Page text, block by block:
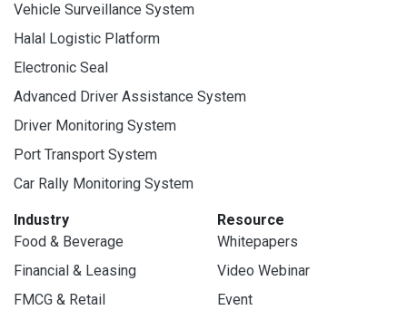
Vehicle Surveillance System
Halal Logistic Platform
Electronic Seal
Advanced Driver Assistance System
Driver Monitoring System
Port Transport System
Car Rally Monitoring System
Industry
Food & Beverage
Financial & Leasing
FMCG & Retail
Resource
Whitepapers
Video Webinar
Event